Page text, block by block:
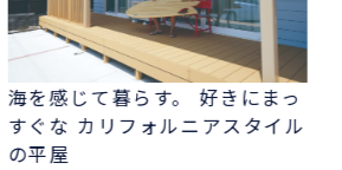
海を感じて暮らす。 好きにまっ
すぐな カリフォルニアスタイル
の平屋